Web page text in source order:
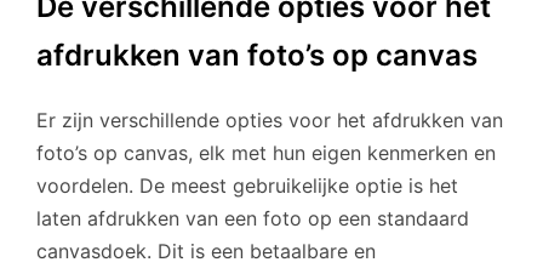
De verschillende opties voor het
afdrukken van foto’s op canvas
Er zijn verschillende opties voor het afdrukken van
foto’s op canvas, elk met hun eigen kenmerken en
voordelen. De meest gebruikelijke optie is het
laten afdrukken van een foto op een standaard
canvasdoek. Dit is een betaalbare en